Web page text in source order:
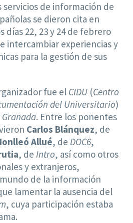
servicios de información de
se dieron cita en
días 22, 23 y 24 de febrero
intercambiar experiencias y
para la gestión de sus
fue el CIDU (Centro
del Universitario)
. Entre los ponentes
Carlos Blánquez, de
Allué, de DOC6,
, de Intro, así como otros
y extranjeros,
de la información
lamentar la ausencia del
, cuya participación estaba